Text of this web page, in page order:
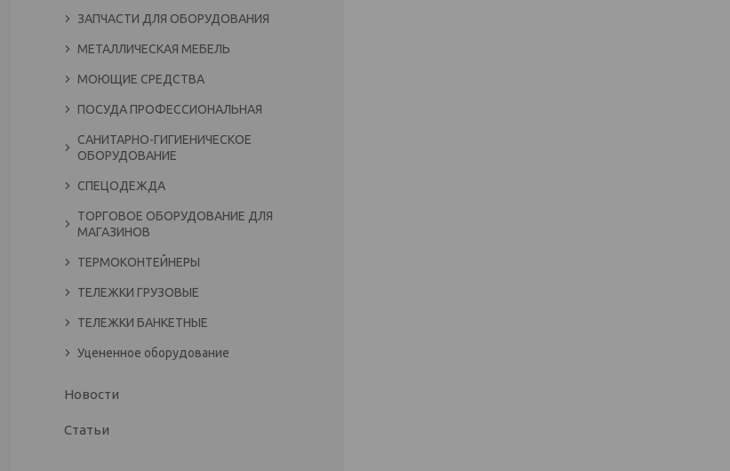
ЗАПЧАСТИ ДЛЯ ОБОРУДОВАНИЯ
МЕТАЛЛИЧЕСКАЯ МЕБЕЛЬ
МОЮЩИЕ СРЕДСТВА
ПОСУДА ПРОФЕССИОНАЛЬНАЯ
САНИТАРНО-ГИГИЕНИЧЕСКОЕ
ОБОРУДОВАНИЕ
СПЕЦОДЕЖДА
ТОРГОВОЕ ОБОРУДОВАНИЕ ДЛЯ
МАГАЗИНОВ
ТЕРМОКОНТЕЙНЕРЫ
ТЕЛЕЖКИ ГРУЗОВЫЕ
ТЕЛЕЖКИ БАНКЕТНЫЕ
Уцененное оборудование
Новости
Статьи